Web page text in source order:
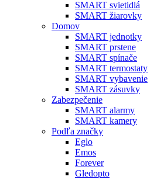
SMART svietidlá
SMART žiarovky
Domov
SMART jednotky
SMART prstene
SMART spínače
SMART termostaty
SMART vybavenie
SMART zásuvky
Zabezpečenie
SMART alarmy
SMART kamery
Podľa značky
Eglo
Emos
Forever
Gledopto